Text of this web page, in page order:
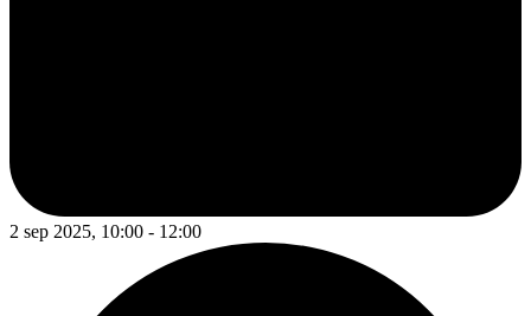
2 sep 2025, 10:00 - 12:00